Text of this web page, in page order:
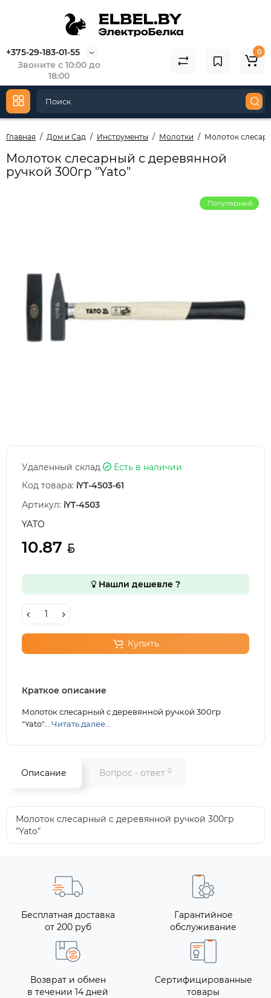
+375-29-183-01-55
Звоните с 10:00 до
18:00
0
Главная Дом и Сад Инструменты Молотки Молоток
Молоток слесарный с деревянной
ручкой 300гр "Yato"
Популярный
Удаленный склад
Есть в наличии
Код товара: iYT-4503-61
Артикул: iYT-4503
YATO
10.87
Нашли дешевле ?
Купить
Краткое описание
Молоток слесарный с деревянной ручкой 300гр
"Yato"... Читать далее...
Описание Вопрос - ответ 0
Молоток слесарный с деревянной ручкой 300гр
"Yato"
Бесплатная доставка
от 200 руб
Гарантийное
обслуживание
Возврат и обмен
в течении 14 дней
Сертифицированные
товары